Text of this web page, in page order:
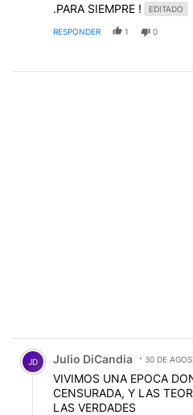
.PARA SIEMPRE !
EDITADO
RESPONDER 1 0
Comentario de Julio DiCandia.
JD Julio DiCandia 30 DE
VIVIMOS UNA EPOCA
CENSURADA, Y LAS
LAS VERDADES